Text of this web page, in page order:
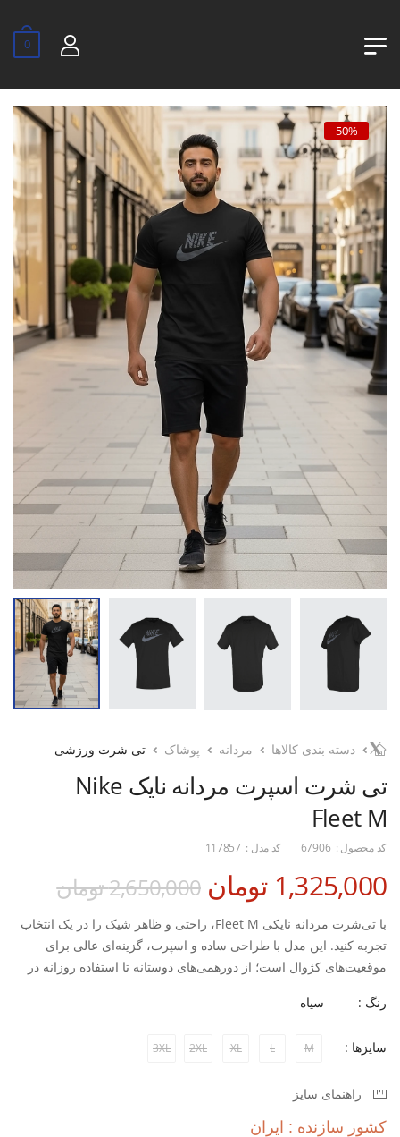
0
50%
دسته بندی کالاها مردانه پوشاک تی شرت ورزشی
تی شرت اسپرت مردانه نایک Nike
Fleet M
کد محصول : 67906 کد مدل : 117857
1,325,000 تومان 2,650,000 تومان
با تی‌شرت مردانه نایکی Fleet M، راحتی و ظاهر شیک را در یک انتخاب
تجربه کنید. این مدل با طراحی ساده و اسپرت، گزینه‌ای عالی برای
موقعیت‌های کژوال است؛ از دورهمی‌های دوستانه تا استفاده روزانه در
حفظ می‌کند و با برش استاندارد و طراحی مدرن، به‌راحتی با انواع
کامل می‌کند.
رنگ : سیاه
سایزها : M
L
XL
2XL
3XL
راهنمای سایز
کشور سازنده : ایران